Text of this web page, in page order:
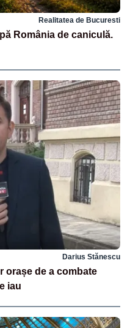
Realitatea de Bucuresti
România de caniculă.
Darius Stănescu
orașe de a combate
iau